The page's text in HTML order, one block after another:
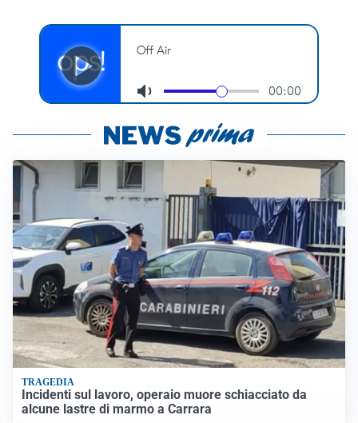
TRAGEDIA
Incidenti sul lavoro, operaio muore schiacciato da
alcune lastre di marmo a Carrara